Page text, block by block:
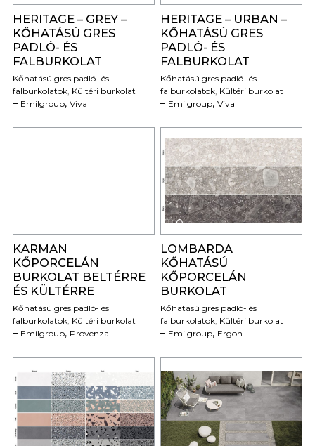
HERITAGE – GREY –
KŐHATÁSÚ GRES
PADLÓ- ÉS
FALBURKOLAT
Kőhatású gres padló- és
falburkolatok, Kültéri burkolat
Emilgroup, Viva
HERITAGE – URBAN –
KŐHATÁSÚ GRES
PADLÓ- ÉS
FALBURKOLAT
Kőhatású gres padló- és
falburkolatok Kültéri burkolat
Emilgroup,Viva
KARMAN
KŐPORCELÁN
BURKOLAT BELTÉRRE
ÉS KÜLTÉRRE
Kőhatású gres padló- és
falburkolatok, Kültéri burkolat
Emilgroup, Provenza
0
LOMBARDA
KŐHATÁSÚ
KŐPORCELÁN
BURKOLAT
Kőhatású gres padló- és
falburkolatok, Kültéri burkolat
Emilgroup, Ergon